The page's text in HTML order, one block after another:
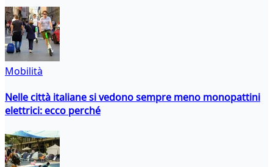
Mobilità
Nelle città italiane si vedono sempre meno monopattini
elettrici: ecco perché